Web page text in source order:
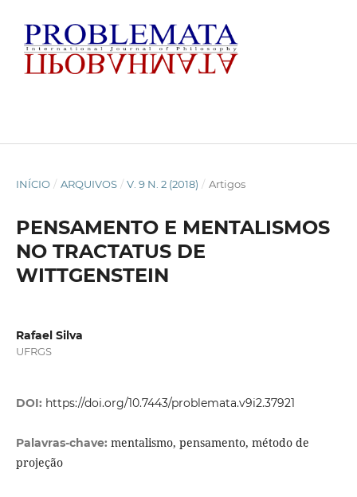
INÍCIO / ARQUIVOS / V. 9 N. 2 (2018) / Artigos
PENSAMENTO E MENTALISMOS
NO TRACTATUS DE
WITTGENSTEIN
Rafael Silva
UFRGS
DOI: https://doi.org/10.7443/problemata.v9i2.37921
Palavras-chave: mentalismo, pensamento, método de
projeção